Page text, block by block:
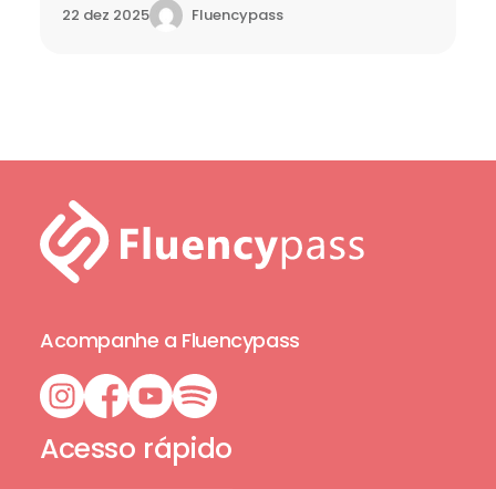
22 dez 2025 Fluencypass
Acompanhe a Fluencypass
Acesso rápido